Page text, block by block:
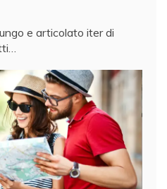
e articolato iter di